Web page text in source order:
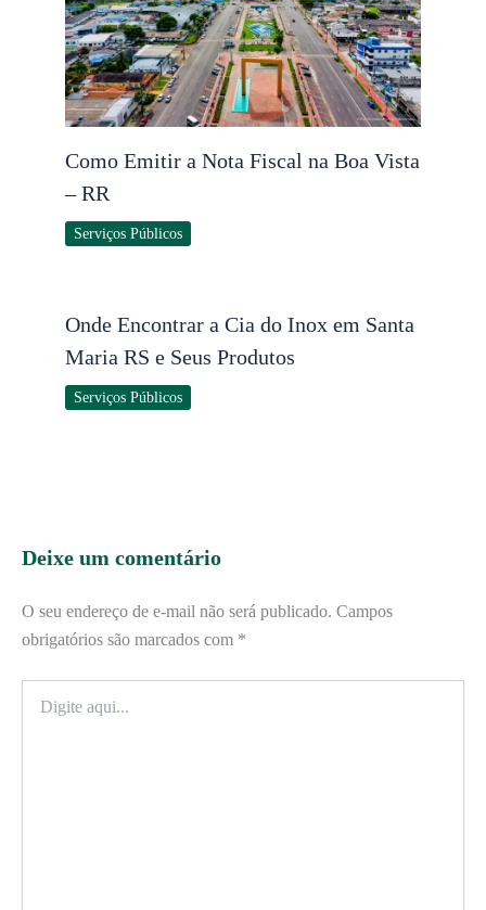
Como Emitir a Nota Fiscal na Boa Vista
– RR
Serviços Públicos
Onde Encontrar a Cia do Inox em Santa
Maria RS e Seus Produtos
Serviços Públicos
Deixe um comentário
O seu endereço de e-mail não será publicado. Campos
obrigatórios são marcados com *
aqui...